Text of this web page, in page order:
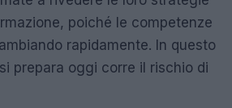
poiché le competenze
rapidamente. In questo
prepara oggi corre il rischio di